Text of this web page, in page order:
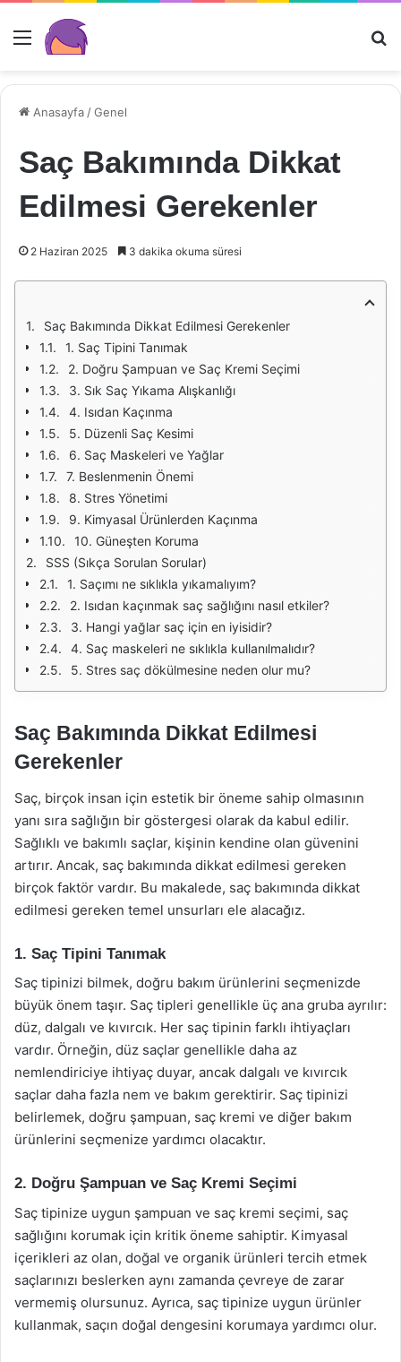
Menü
Anasayfa /Genel
Saç Bakımında Dikkat
Edilmesi Gerekenler
2 Haziran 2025 3 dakika okuma süresi
Saç Bakımında Dikkat Edilmesi Gerekenler
1. Saç Tipini Tanımak
2. Doğru Şampuan ve Saç Kremi Seçimi
3. Sık Saç Yıkama Alışkanlığı
4. Isıdan Kaçınma
5. Düzenli Saç Kesimi
6. Saç Maskeleri ve Yağlar
7. Beslenmenin Önemi
8. Stres Yönetimi
9. Kimyasal Ürünlerden Kaçınma
10. Güneşten Koruma
SSS (Sıkça Sorulan Sorular)
1. Saçımı ne sıklıkla yıkamalıyım?
2. Isıdan kaçınmak saç sağlığını nasıl etkiler?
3. Hangi yağlar saç için en iyisidir?
4. Saç maskeleri ne sıklıkla kullanılmalıdır?
5. Stres saç dökülmesine neden olur mu?
Saç Bakımında Dikkat Edilmesi
Gerekenler
Saç, birçok insan için estetik bir öneme sahip olmasının
yanı sıra sağlığın bir göstergesi olarak da kabul edilir.
Sağlıklı ve bakımlı saçlar, kişinin kendine olan güvenini
artırır. Ancak, saç bakımında dikkat edilmesi gereken
birçok faktör vardır. Bu makalede, saç bakımında dikkat
edilmesi gereken temel unsurları ele alacağız.
1. Saç Tipini Tanımak
Saç tipinizi bilmek, doğru bakım ürünlerini seçmenizde
büyük önem taşır. Saç tipleri genellikle üç ana gruba ayrılır:
düz, dalgalı ve kıvırcık. Her saç tipinin farklı ihtiyaçları
vardır. Örneğin, düz saçlar genellikle daha az
nemlendiriciye ihtiyaç duyar, ancak dalgalı ve kıvırcık
saçlar daha fazla nem ve bakım gerektirir. Saç tipinizi
belirlemek, doğru şampuan, saç kremi ve diğer bakım
ürünlerini seçmenize yardımcı olacaktır.
2. Doğru Şampuan ve Saç Kremi Seçimi
Saç tipinize uygun şampuan ve saç kremi seçimi, saç
sağlığını korumak için kritik öneme sahiptir. Kimyasal
içerikleri az olan, doğal ve organik ürünleri tercih etmek
saçlarınızı beslerken aynı zamanda çevreye de zarar
vermemiş olursunuz. Ayrıca, saç tipinize uygun ürünler
kullanmak, saçın doğal dengesini korumaya yardımcı olur.